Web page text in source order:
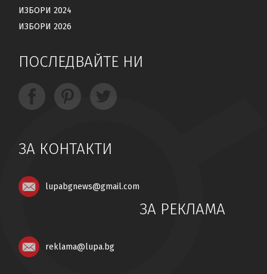
ИЗБОРИ 2024
ИЗБОРИ 2026
ПОСЛЕДВАЙТЕ НИ
ЗА КОНТАКТИ
lupabgnews@gmail.com
ЗА РЕКЛАМА
reklama@lupa.bg